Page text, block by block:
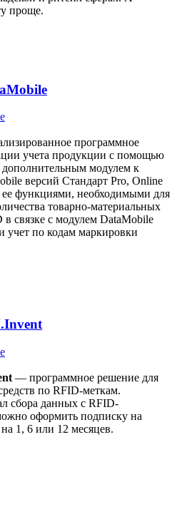
проще.
программное
учета продукции с помощью
модулем к
версий Стандарт Pro, Online
функциями, необходимыми для
товарно-материальных
связке с модулем DataMobile
учет по кодам маркировки
— программное решение для
по RFID-меткам.
сбора данных с RFID-
оформить подписку на
1, 6 или 12 месяцев.